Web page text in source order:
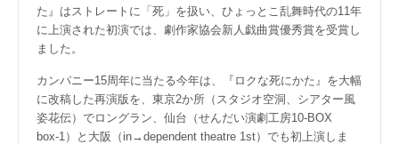
た』はストレートに「死」を扱い、ひょっとこ乱舞時代の11年
に上演された初演では、劇作家協会新人戯曲賞優秀賞を受賞し
ました。
カンパニー15周年に当たる今年は、『ロクな死にかた』を大幅
に改稿した再演版を、東京2か所（スタジオ空洞、シアター風
姿花伝）でロングラン、仙台（せんだい演劇工房10-BOX
box-1）と大阪（in→dependent theatre 1st）でも初上演しま